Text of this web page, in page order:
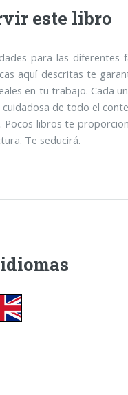
este libro
para las
aquí descritas te
en tu trabajo. Cada
de todo el
libros te
Te seducirá.